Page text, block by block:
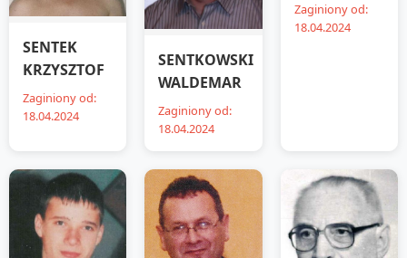
SENTEK
KRZYSZTOF
Zaginiony od:
18.04.2024
SENTKOWSKI
WALDEMAR
Zaginiony od:
18.04.2024
Zaginiony od:
18.04.2024